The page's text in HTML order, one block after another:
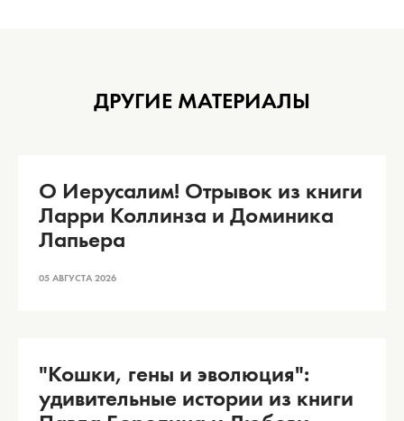
ДРУГИЕ МАТЕРИАЛЫ
О Иерусалим! Отрывок из книги
Ларри Коллинза и Доминика
Лапьера
05 АВГУСТА 2026
"Кошки, гены и эволюция":
удивительные истории из книги